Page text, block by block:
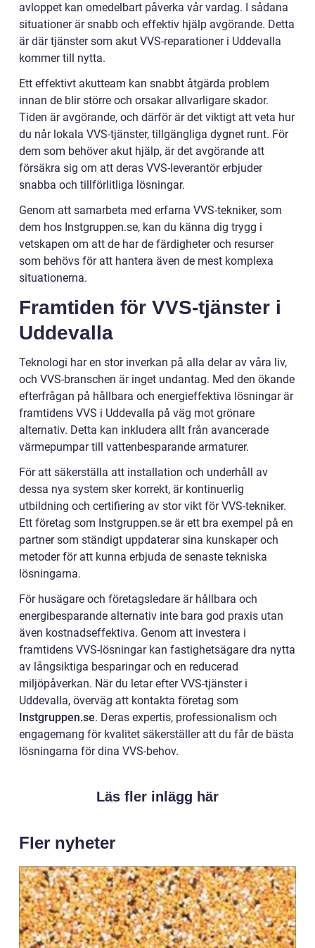
avloppet kan omedelbart påverka vår vardag. I sådana
situationer är snabb och effektiv hjälp avgörande. Detta
är där tjänster som akut VVS-reparationer i Uddevalla
kommer till nytta.
Ett effektivt akutteam kan snabbt åtgärda problem
innan de blir större och orsakar allvarligare skador.
Tiden är avgörande, och därför är det viktigt att veta hur
du når lokala VVS-tjänster, tillgängliga dygnet runt. För
dem som behöver akut hjälp, är det avgörande att
försäkra sig om att deras VVS-leverantör erbjuder
snabba och tillförlitliga lösningar.
Genom att samarbeta med erfarna VVS-tekniker, som
dem hos Instgruppen.se, kan du känna dig trygg i
vetskapen om att de har de färdigheter och resurser
som behövs för att hantera även de mest komplexa
situationerna.
Framtiden för VVS-tjänster i
Uddevalla
Teknologi har en stor inverkan på alla delar av våra liv,
och VVS-branschen är inget undantag. Med den ökande
efterfrågan på hållbara och energieffektiva lösningar är
framtidens VVS i Uddevalla på väg mot grönare
alternativ. Detta kan inkludera allt från avancerade
värmepumpar till vattenbesparande armaturer.
För att säkerställa att installation och underhåll av
dessa nya system sker korrekt, är kontinuerlig
utbildning och certifiering av stor vikt för VVS-tekniker.
Ett företag som Instgruppen.se är ett bra exempel på en
partner som ständigt uppdaterar sina kunskaper och
metoder för att kunna erbjuda de senaste tekniska
lösningarna.
För husägare och företagsledare är hållbara och
energibesparande alternativ inte bara god praxis utan
även kostnadseffektiva. Genom att investera i
framtidens VVS-lösningar kan fastighetsägare dra nytta
av långsiktiga besparingar och en reducerad
miljöpåverkan. När du letar efter VVS-tjänster i
Uddevalla, överväg att kontakta företag som
Instgruppen.se. Deras expertis, professionalism och
engagemang för kvalitet säkerställer att du får de bästa
lösningarna för dina VVS-behov.
Läs fler inlägg här
Fler nyheter